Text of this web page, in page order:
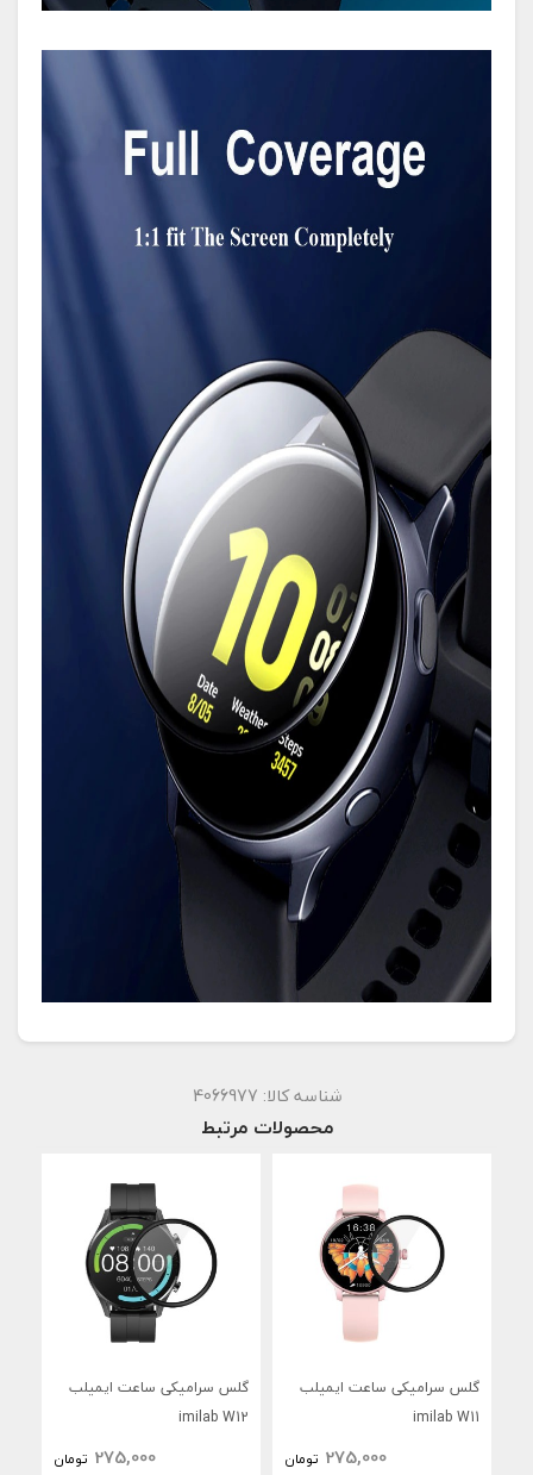
شناسه کالا: 4066977
محصولات مرتبط
گلس سرامیکی ساعت ایمیلب
imilab W11
275,000 تومان
گلس سرامیکی ساعت ایمیلب
imilab W12
275,000 تومان